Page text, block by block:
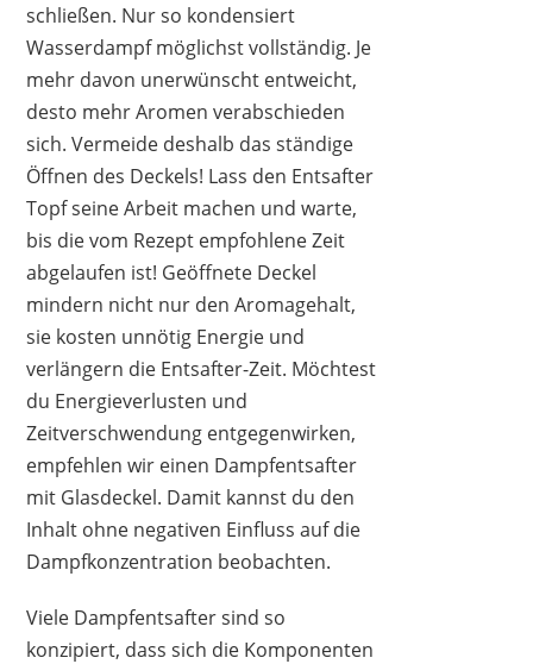
schließen. Nur so kondensiert
Wasserdampf möglichst vollständig. Je
mehr davon unerwünscht entweicht,
desto mehr Aromen verabschieden
sich. Vermeide deshalb das ständige
Öffnen des Deckels! Lass den Entsafter
Topf seine Arbeit machen und warte,
bis die vom Rezept empfohlene Zeit
abgelaufen ist! Geöffnete Deckel
mindern nicht nur den Aromagehalt,
sie kosten unnötig Energie und
verlängern die Entsafter-Zeit. Möchtest
du Energieverlusten und
Zeitverschwendung entgegenwirken,
empfehlen wir einen Dampfentsafter
mit Glasdeckel. Damit kannst du den
Inhalt ohne negativen Einfluss auf die
Dampfkonzentration beobachten.
Viele Dampfentsafter sind so
konzipiert, dass sich die Komponenten